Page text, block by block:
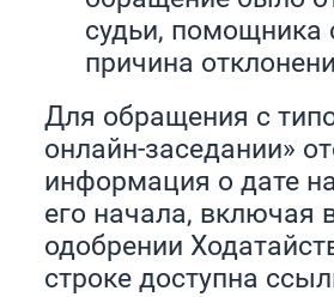
судьи, помощника
причина
Для обращения с
онлайн-заседании»
информация о дате
его начала,
одобрении
строке доступна